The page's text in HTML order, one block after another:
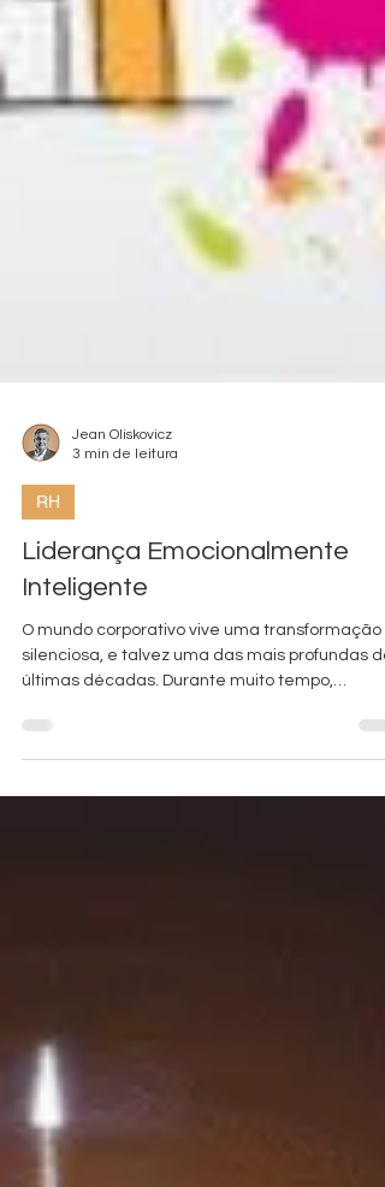
RH
Liderança Emocionalmente
Inteligente
O mundo corporativo vive uma transformação
últimas décadas. Durante muito tempo,
decisões frias e conduzir empresas com foco